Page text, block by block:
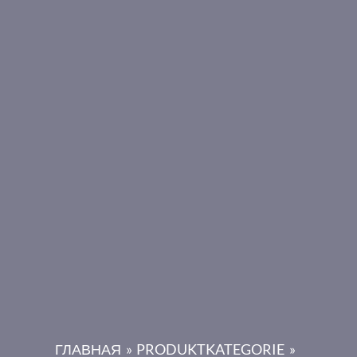
ГЛАВНАЯ
PRODUKTKATEGORIE